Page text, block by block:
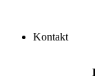
Kontakt